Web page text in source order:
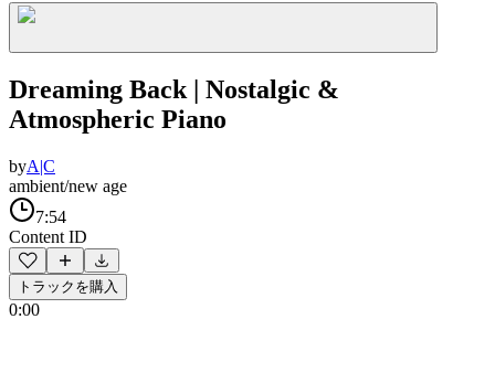
Dreaming Back | Nostalgic &
Atmospheric Piano
byA|C
ambient/new age
7:54
Content ID
トラックを購入
0:00